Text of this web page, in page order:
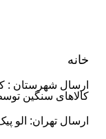
خانه
ارسال شهرستان :
کالاهای سنگین
ارسال تهران: الو